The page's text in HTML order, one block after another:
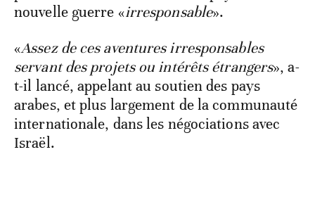
nouvelle guerre «irresponsable».
«Assez de ces aventures irresponsables
servant des projets ou intérêts étrangers», a-
t-il lancé, appelant au soutien des pays
arabes, et plus largement de la communauté
internationale, dans les négociations avec
Israël.